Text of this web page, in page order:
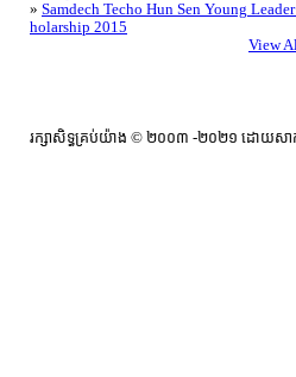
» Samdech Techo Hun Sen Young
holarship 2015
View
រក្សាសិទ្ធគ្រប់យ៉ាង ​© ២០០៣ -២០២១ ដោយសា